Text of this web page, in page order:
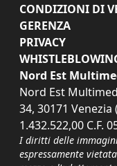
CONDIZIONI DI
GERENZA
PRIVACY
Nord Est
Nord Est
34, 30171 Venezia
1.432.522,00 C.F.
I diritti delle
espressamente